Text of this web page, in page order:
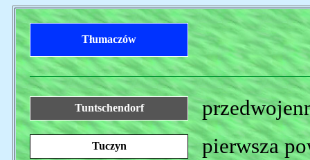
Tłumaczów
Tuntschendorf
Tuczyn pierwsza